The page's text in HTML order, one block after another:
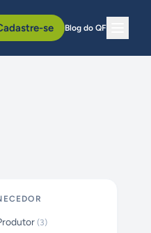
se Blog do QF
(3)